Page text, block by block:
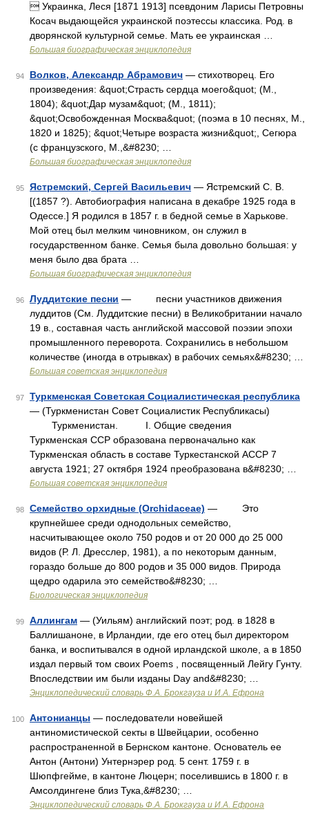
 Украинка, Леся [1871 1913] псевдоним Ларисы Петровны
Косач выдающейся украинской поэтессы классика. Род. в
дворянской культурной семье. Мать ее украинская …
Большая биографическая энциклопедия
94 Волков, Александр Абрамович — стихотворец. Его
произведения: &quot;Страсть сердца моего&quot; (М.,
1804); &quot;Дар музам&quot; (М., 1811);
&quot;Освобожденная Москва&quot; (поэма в 10 песнях, М.,
1820 и 1825); &quot;Четыре возраста жизни&quot;, Сегюра
(с французского, М.,&#8230; …
Большая биографическая энциклопедия
95 Ястремский, Сергей Васильевич — Ястремский С. В.
[(1857 ?). Автобиография написана в декабре 1925 года в
Одессе.] Я родился в 1857 г. в бедной семье в Харькове.
Мой отец был мелким чиновником, он служил в
государственном банке. Семья была довольно большая: у
меня было два брата …
Большая биографическая энциклопедия
96 Луддитские песни — песни участников движения
луддитов (См. Луддитские песни) в Великобритании начало
19 в., составная часть английской массовой поэзии эпохи
промышленного переворота. Сохранились в небольшом
количестве (иногда в отрывках) в рабочих семьях&#8230; …
Большая советская энциклопедия
97
Туркменская Советская Социалистическая республика
— (Туркменистан Совет Социалистик Республикасы)
Туркменистан. I. Общие сведения
Туркменская ССР образована первоначально как
Туркменская область в составе Туркестанской АССР 7
августа 1921; 27 октября 1924 преобразована в&#8230; …
Большая советская энциклопедия
98 Семейство орхидные (Orchidaceae) — Это
крупнейшее среди однодольных семейство,
насчитывающее около 750 родов и от 20 000 до 25 000
видов (Р. Л. Дресслер, 1981), а по некоторым данным,
гораздо больше до 800 родов и 35 000 видов. Природа
щедро одарила это семейство&#8230; …
Биологическая энциклопедия
99 Аллингам — (Уильям) английский поэт; род. в 1828 в
Баллишаноне, в Ирландии, где его отец был директором
банка, и воспитывался в одной ирландской школе, а в 1850
издал первый том своих Poems , посвященный Лейгу Гунту.
Впоследствии им были изданы Day and&#8230; …
Энциклопедический словарь Ф.А. Брокгауза и И.А. Ефрона
100 Антонианцы — последователи новейшей
антиномистической секты в Швейцарии, особенно
распространенной в Бернском кантоне. Основатель ее
Антон (Антони) Унтернэрер род. 5 сент. 1759 г. в
Шюпфгейме, в кантоне Люцерн; поселившись в 1800 г. в
Амсолдингене близ Тука,&#8230; …
Энциклопедический словарь Ф.А. Брокгауза и И.А. Ефрона